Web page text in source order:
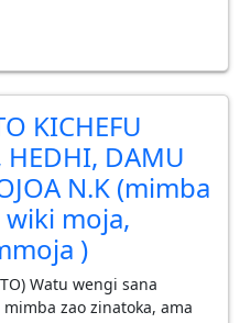
KICHEFU
HEDHI, DAMU
N.K (mimba
moja,
)
Watu wengi sana
zao zinatoka, ama